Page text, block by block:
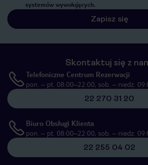
systemów wywołujących.
Zapisz się
Skontaktuj się z
Telefoniczne Centrum Rezerwacji
pon. – pt. 08:00–22:00, sob. – niedz.
22 270 31 20
Biuro Obsługi Klienta
pon. – pt. 08:00–22:00, sob. – niedz.
22 255 04 02